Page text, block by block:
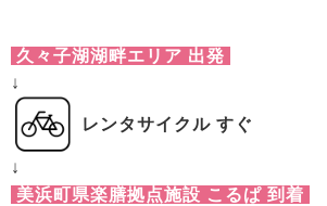
久々子湖湖畔エリア 出発
↓
レンタサイクル すぐ
↓
美浜町県楽膳拠点施設 こるぱ 到着